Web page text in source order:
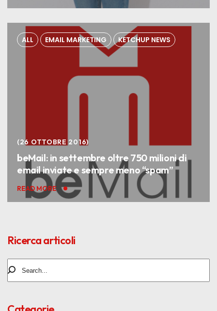
ALL EMAIL MARKETING KETCHUP NEWS
26 OTTOBRE 2016
beMail: in settembre oltre 750 milioni di
email inviate e sempre meno “spam”
READ MORE
Ricerca articoli